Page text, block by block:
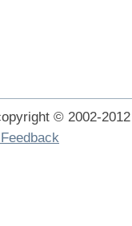
© 2002-2012